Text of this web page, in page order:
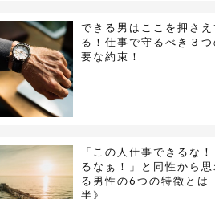
できる男はここを押さえ
る！仕事で守るべき３つ
要な約束！
「この人仕事できるな
るなぁ！」と同性から思
る男性の6つの特徴とは
半》